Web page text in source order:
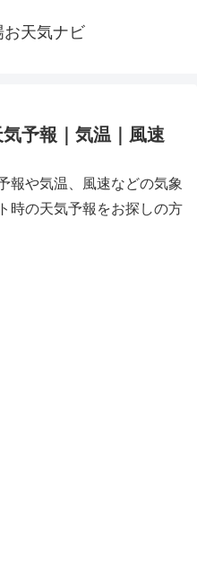
お天気ナビ
予報｜気温｜風速
報や気温、風速などの気象
時の天気予報をお探しの方